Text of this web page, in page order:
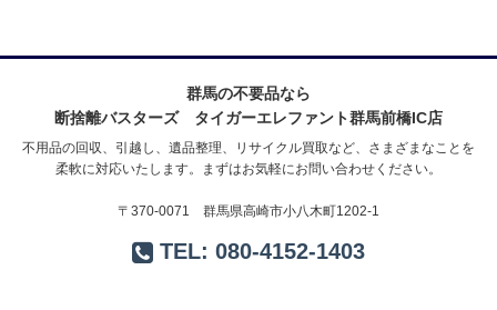
群馬の不要品なら
断捨離バスターズ タイガーエレファント群馬前橋IC店
不用品の回収、引越し、遺品整理、リサイクル買取など、さまざまなことを
柔軟に対応いたします。まずはお気軽にお問い合わせください。
〒370-0071 群馬県高崎市小八木町1202-1
TEL: 080-4152-1403